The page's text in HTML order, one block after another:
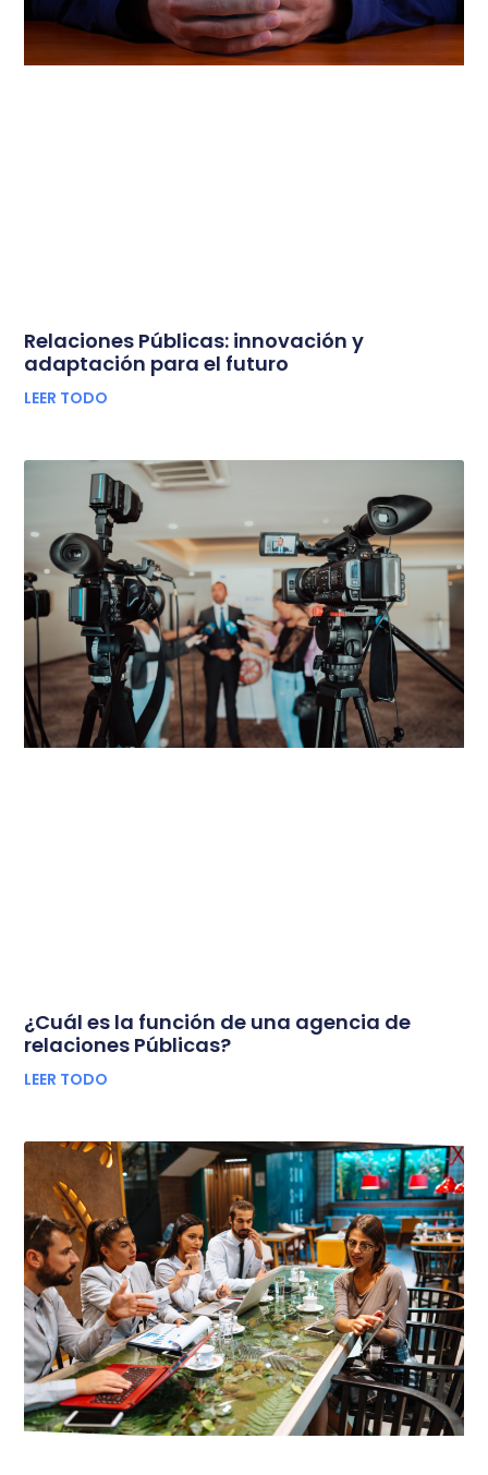
Relaciones Públicas: innovación y
adaptación para el futuro
LEER TODO
¿Cuál es la función de una agencia de
relaciones Públicas?
LEER TODO